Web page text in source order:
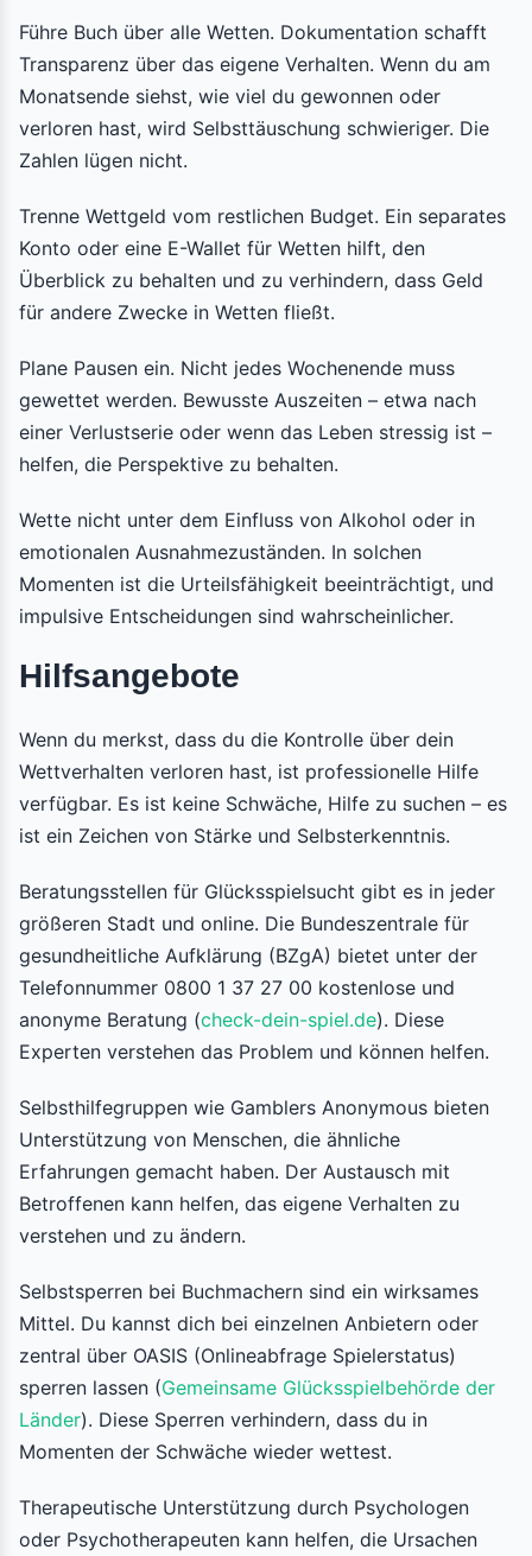
Führe Buch über alle Wetten. Dokumentation schafft
Transparenz über das eigene Verhalten. Wenn du am
Monatsende siehst, wie viel du gewonnen oder
verloren hast, wird Selbsttäuschung schwieriger. Die
Zahlen lügen nicht.
Trenne Wettgeld vom restlichen Budget. Ein separates
Konto oder eine E-Wallet für Wetten hilft, den
Überblick zu behalten und zu verhindern, dass Geld
für andere Zwecke in Wetten fließt.
Plane Pausen ein. Nicht jedes Wochenende muss
gewettet werden. Bewusste Auszeiten – etwa nach
einer Verlustserie oder wenn das Leben stressig ist –
helfen, die Perspektive zu behalten.
Wette nicht unter dem Einfluss von Alkohol oder in
emotionalen Ausnahmezuständen. In solchen
Momenten ist die Urteilsfähigkeit beeinträchtigt, und
impulsive Entscheidungen sind wahrscheinlicher.
Hilfsangebote
Wenn du merkst, dass du die Kontrolle über dein
Wettverhalten verloren hast, ist professionelle Hilfe
verfügbar. Es ist keine Schwäche, Hilfe zu suchen – es
ist ein Zeichen von Stärke und Selbsterkenntnis.
Beratungsstellen für Glücksspielsucht gibt es in jeder
größeren Stadt und online. Die Bundeszentrale für
gesundheitliche Aufklärung (BZgA) bietet unter der
Telefonnummer 0800 1 37 27 00 kostenlose und
anonyme Beratung (check-dein-spiel.de). Diese
Experten verstehen das Problem und können helfen.
Selbsthilfegruppen wie Gamblers Anonymous bieten
Unterstützung von Menschen, die ähnliche
Erfahrungen gemacht haben. Der Austausch mit
Betroffenen kann helfen, das eigene Verhalten zu
verstehen und zu ändern.
Selbstsperren bei Buchmachern sind ein wirksames
Mittel. Du kannst dich bei einzelnen Anbietern oder
zentral über OASIS (Onlineabfrage Spielerstatus)
sperren lassen (Gemeinsame Glücksspielbehörde der
Länder). Diese Sperren verhindern, dass du in
Momenten der Schwäche wieder wettest.
Therapeutische Unterstützung durch Psychologen
oder Psychotherapeuten kann helfen, die Ursachen